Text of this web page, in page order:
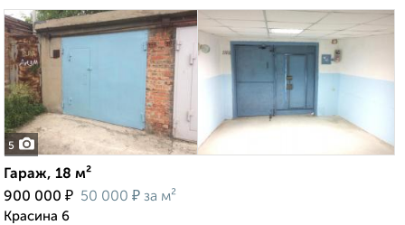
5
Гараж, 18 м²
900 000 ₽ 50 000 ₽ за м²
Красина 6